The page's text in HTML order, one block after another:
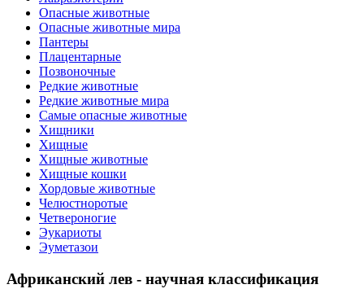
Опасные животные
Опасные животные мира
Пантеры
Плацентарные
Позвоночные
Редкие животные
Редкие животные мира
Самые опасные животные
Хищники
Хищные
Хищные животные
Хищные кошки
Хордовые животные
Челюстноротые
Четвероногие
Эукариоты
Эуметазои
Африканский лев - научная классификация